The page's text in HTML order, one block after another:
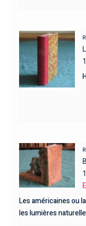
Les américaines ou
les lumières